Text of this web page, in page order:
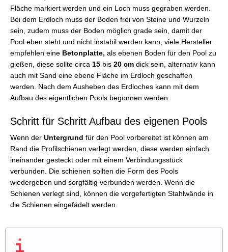
Fläche markiert werden und ein Loch muss gegraben werden.
Bei dem Erdloch muss der Boden frei von Steine und Wurzeln
sein, zudem muss der Boden möglich grade sein, damit der
Pool eben steht und nicht instabil werden kann, viele Hersteller
empfehlen eine Betonplatte, als ebenen Boden für den Pool zu
gießen, diese sollte circa 15 bis 20 cm dick sein, alternativ kann
auch mit Sand eine ebene Fläche im Erdloch geschaffen
werden. Nach dem Ausheben des Erdloches kann mit dem
Aufbau des eigentlichen Pools begonnen werden.
Schritt für Schritt Aufbau des eigenen Pools
Wenn der Untergrund für den Pool vorbereitet ist können am
Rand die Profilschienen verlegt werden, diese werden einfach
ineinander gesteckt oder mit einem Verbindungsstück
verbunden. Die schienen sollten die Form des Pools
wiedergeben und sorgfältig verbunden werden. Wenn die
Schienen verlegt sind, können die vorgefertigten Stahlwände in
die Schienen eingefädelt werden.